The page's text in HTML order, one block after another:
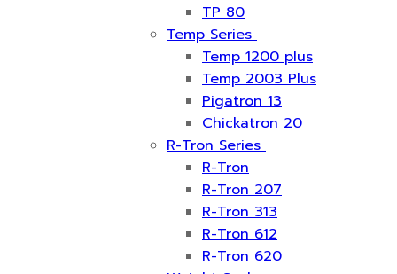
TP 80
Temp Series
Temp 1200 plus
Temp 2003 Plus
Pigatron 13
Chickatron 20
R-Tron Series
R-Tron
R-Tron 207
R-Tron 313
R-Tron 612
R-Tron 620